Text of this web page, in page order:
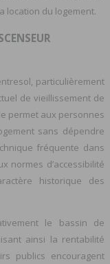
location du logement.
particulièrement
de vieillissement de
permet aux personnes
sans dépendre
fréquente dans
normes d’accessibilité
historique des
le bassin de
ainsi la rentabilité
publics encouragent